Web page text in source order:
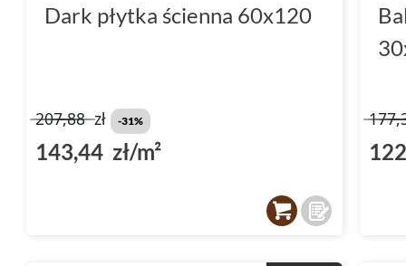
Dark płytka ścienna 60x120
207,88zł -31%
143,44 zł/m²